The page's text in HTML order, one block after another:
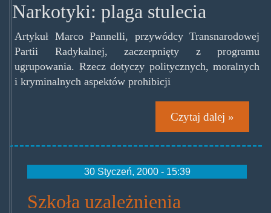
Narkotyki: plaga stulecia
Artykuł Marco Pannelli, przywódcy Transnarodowej
Partii Radykalnej, zaczerpnięty z programu
ugrupowania. Rzecz dotyczy politycznych, moralnych
i kryminalnych aspektów prohibicji
Czytaj dalej »
30 Styczeń, 2000 - 15:39
Szkoła uzależnienia